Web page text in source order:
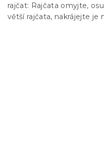
rajčat: Rajčata omyjte,
větší rajčata, nakrájejte je